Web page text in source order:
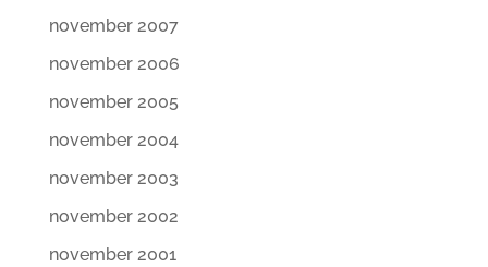
november 2007
november 2006
november 2005
november 2004
november 2003
november 2002
november 2001